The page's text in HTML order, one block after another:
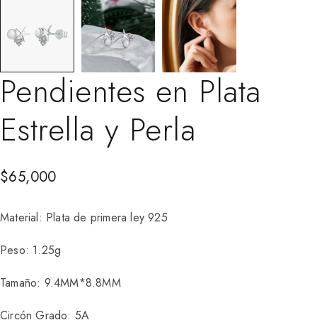
Pendientes en Plata
Estrella y Perla
$65,000
Material: Plata de primera ley 925
Peso: 1.25g
Tamaño: 9.4MM*8.8MM
Circón Grado: 5A